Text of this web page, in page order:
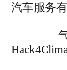
汽车服务
气候区